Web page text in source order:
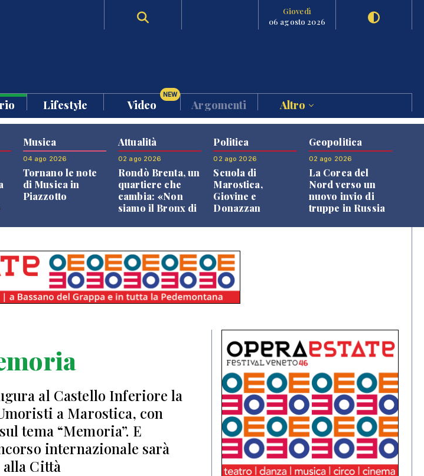
Giovedì
06 agosto 2026
Lifestyle Video
NEW
Argomenti Altro
Musica
04 ago 2026
Tornano le note
di Musica in
Piazzotto
Attualità
02 ago 2026
Rondò Brenta, un
quartiere che
cambia: «Non
siamo il Bronx di
Politica
02 ago 2026
Scuola di
Marostica,
Giovine e
Donazzan
Geopolitica
02 ago 2026
La Corea del
Nord verso un
nuovo invio di
truppe in Russia
al Castello Inferiore la
a Marostica, con
tema “Memoria”. E
internazionale sarà
Città